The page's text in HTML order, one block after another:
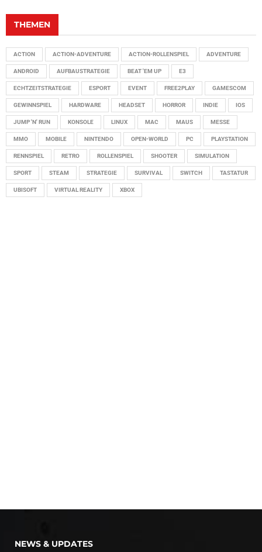
THEMEN
ACTION ACTION-ADVENTURE ACTION-ROLLENSPIEL ADVENTURE
ANDROID AUFBAUSTRATEGIE BEAT 'EM UP E3
ECHTZEITSTRATEGIE ESPORT EVENT FREE2PLAY GAMESCOM
GEWINNSPIEL HARDWARE HEADSET HORROR INDIE IOS
JUMP 'N' RUN KONSOLE LINUX MAC MAUS MESSE
MMO MOBILE NINTENDO OPEN-WORLD PC PLAYSTATION
RENNSPIEL RETRO ROLLENSPIEL SHOOTER SIMULATION
SPORT STEAM STRATEGIE SURVIVAL SWITCH TASTATUR
UBISOFT VIRTUAL REALITY XBOX
NEWS & UPDATES